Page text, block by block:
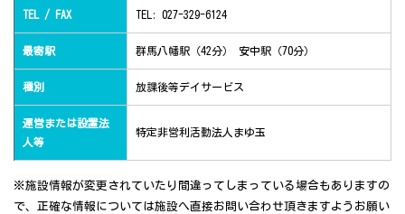
TEL / FAX TEL: 027-329-6124
最寄駅 群馬八幡駅（42分） 安中駅（70分）
種別 放課後等デイサービス
運営または設置法
人等
特定非営利活動法人まゆ玉
※施設情報が変更されていたり間違ってしまっている場合もありますの
で、正確な情報については施設へ直接お問い合わせ頂きますようお願い